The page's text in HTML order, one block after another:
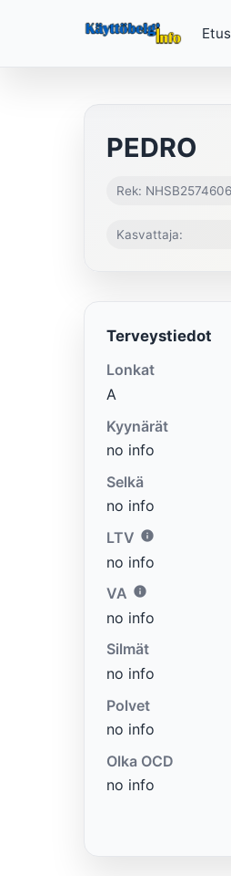
PEDRO
Rek: NHSB2574606
Kasvattaja:
Terveystiedot
Lonkat
A
Kyynärät
no info
Selkä
no info
LTV
no info
VA
no info
Silmät
no info
Polvet
no info
Olka OCD
no info